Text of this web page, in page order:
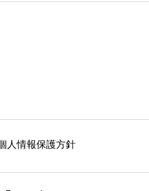
人情報保護方針